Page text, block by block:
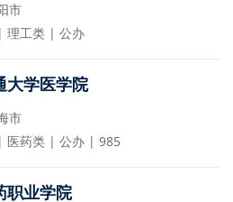
市
理工类 | 公办
大学医学院
市
医药类 | 公办 | 985
职业学院